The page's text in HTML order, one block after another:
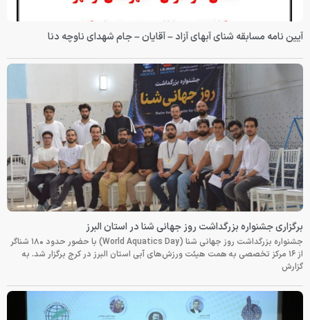
آیین نامه مسابقه شنای آبهای آزاد – آقایان – جام شهدای ناوچه دنا
برگزاری جشنواره بزرگداشت روز جهانی شنا در استان البرز
جشنواره بزرگداشت روز جهانی شنا (World Aquatics Day) با حضور حدود ۱۸۰ شناگر
از ۱۶ مرکز تخصصی به همت هیئت ورزش‌های آبی استان البرز در کرج برگزار شد. به
گزارش